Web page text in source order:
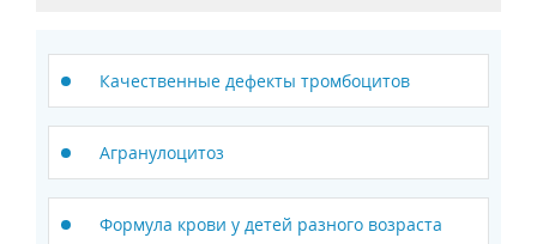
Качественные дефекты тромбоцитов
Агранулоцитоз
Формула крови у детей разного возраста